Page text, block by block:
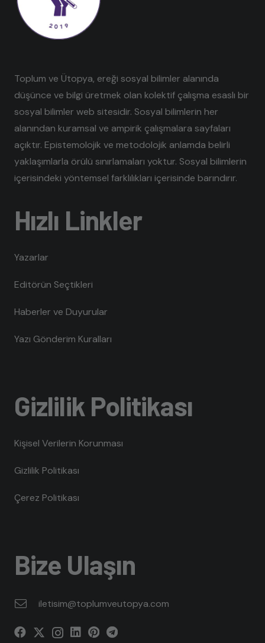
Toplum ve Ütopya, ereği sosyal bilimler alanında
düşünce ve bilgi üretmek olan kolektif çalışma esaslı bir
sosyal bilimler web sitesidir. Sosyal bilimlerin her
alanından kuramsal ve ampirik çalışmalara sayfaları
açıktır. Epistemolojik ve metodolojik anlamda belirli
yaklaşımlarla örülü sınırlamaları yoktur. Sosyal bilimlerin
içerisindeki yöntemsel farklılıkları içerisinde barındırır.
Hızlı Linkler
Yazarlar
Editörün Seçtikleri
Haberler ve Duyurular
Yazı Gönderim Kuralları
Gizlilik Politikası
Kişisel Verilerin Korunması
Gizlilik Politikası
Çerez Politikası
Bize Ulaşın
iletisim@toplumveutopya.com